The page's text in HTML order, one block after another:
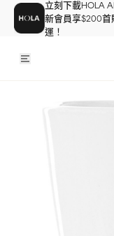
立刻下載HOLA
新會員享$200首
運！